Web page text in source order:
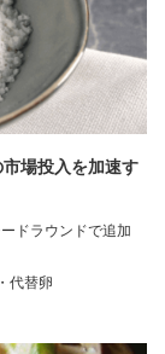
場投入を加速す
ドラウンドで追加
代替卵